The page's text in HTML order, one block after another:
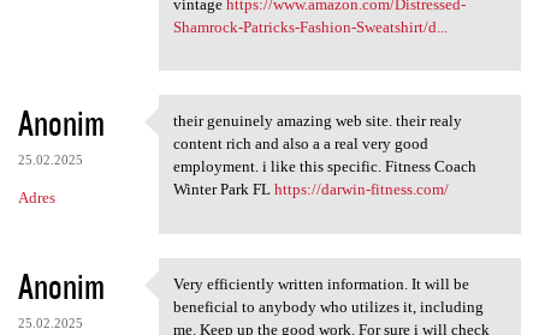
vintage https://www.amazon.com/Distressed-
Shamrock-Patricks-Fashion-Sweatshirt/d...
Anonim
25.02.2025
Adres
their genuinely amazing web
their genuinely amazing web site. their realy
content rich and also a a real very good
employment. i like this specific. Fitness Coach
Winter Park FL https://darwin-fitness.com/
Anonim
25.02.2025
Very efficiently written
Very efficiently written information. It will be
beneficial to anybody who utilizes it, including
me. Keep up the good work. For sure i will check